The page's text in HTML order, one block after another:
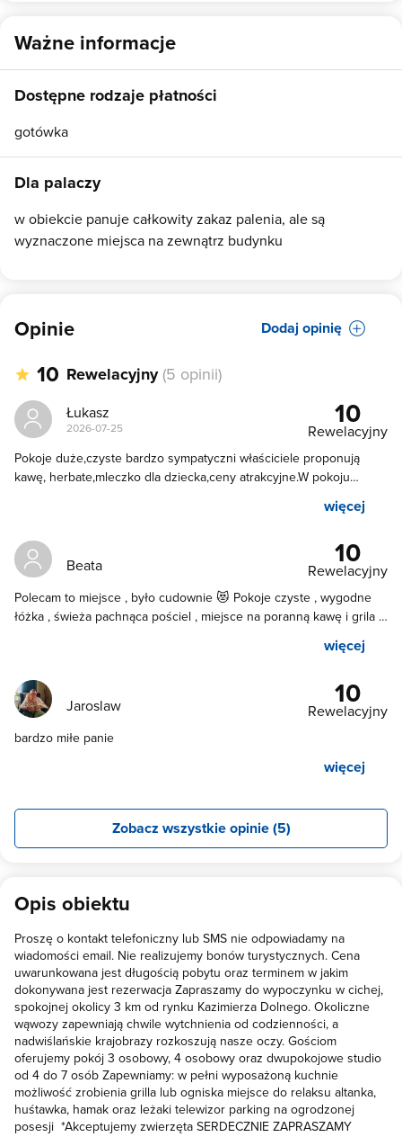
Ważne informacje
Dostępne rodzaje płatności
gotówka
Dla palaczy
w obiekcie panuje całkowity zakaz palenia, ale są
wyznaczone miejsca na zewnątrz budynku
Opinie Dodaj opinię
10 Rewelacyjny (5 opinii)
Łukasz
2026-07-25 10
Rewelacyjny
Pokoje duże,czyste bardzo sympatyczni właściciele proponują
kawę, herbate,mleczko dla dziecka,ceny atrakcyjne.W pokoju
można polecić.Do Kazimierza bliziutko.Pozdrawiam Ania,Ewa,Krzyś i
więcej
Beata 10
Rewelacyjny
Polecam to miejsce , było cudownie 😻 Pokoje czyste , wygodne
łóżka , świeża pachnąca pościel , miejsce na poranną kawę i grila …
bardzo mili i służący pomocą gospodarze ♥️ Dziękuję za miłewięcej
Jaroslaw 10
Rewelacyjny
bardzo miłe panie
więcej
Zobacz wszystkie opinie (5)
Opis obiektu
Proszę o kontakt telefoniczny lub SMS nie odpowiadamy na
wiadomości email. Nie realizujemy bonów turystycznych. Cena
uwarunkowana jest długością pobytu oraz terminem w jakim
dokonywana jest rezerwacja Zapraszamy do wypoczynku w cichej,
spokojnej okolicy 3 km od rynku Kazimierza Dolnego. Okoliczne
wąwozy zapewniają chwile wytchnienia od codzienności, a
nadwiślańskie krajobrazy rozkoszują nasze oczy. Gościom
oferujemy pokój 3 osobowy, 4 osobowy oraz dwupokojowe studio
od 4 do 7 osób Zapewniamy: w pełni wyposażoną kuchnie
możliwość zrobienia grilla lub ogniska miejsce do relaksu altanka,
huśtawka, hamak oraz leżaki telewizor parking na ogrodzonej
posesji *Akceptujemy zwierzęta SERDECZNIE ZAPRASZAMY